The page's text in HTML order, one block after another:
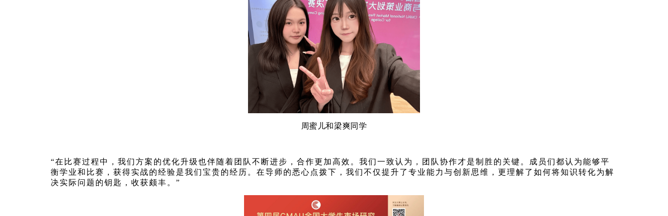
周蜜儿和梁爽同学
“在比赛过程中，我们方案的优化升级也伴随着团队不断进步，合作更加高效。我们一致认为，团队协作才是制胜的关键。成员们都认为能够平
衡学业和比赛，获得实战的经验是我们宝贵的经历。在导师的悉心点拨下，我们不仅提升了专业能力与创新思维，更理解了如何将知识转化为解
决实际问题的钥匙，收获颇丰。”